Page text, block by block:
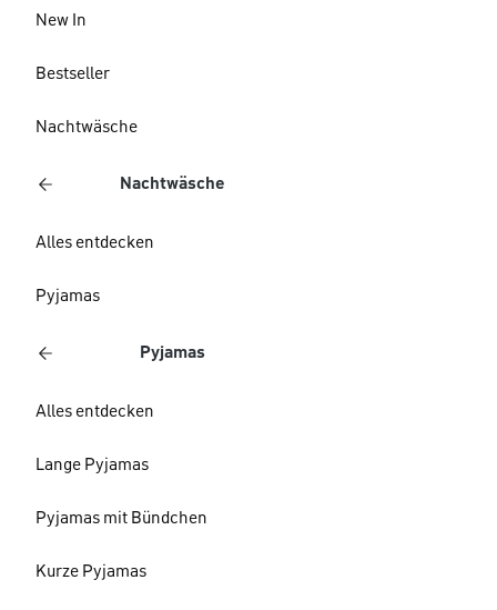
New In
Bestseller
Nachtwäsche
Nachtwäsche
Alles entdecken
Pyjamas
Pyjamas
Alles entdecken
Lange Pyjamas
Pyjamas mit Bündchen
Kurze Pyjamas